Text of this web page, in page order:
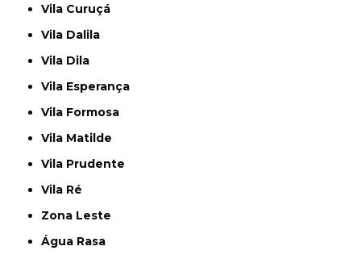
Vila Curuçá
Vila Dalila
Vila Dila
Vila Esperança
Vila Formosa
Vila Matilde
Vila Prudente
Vila Ré
Zona Leste
Água Rasa